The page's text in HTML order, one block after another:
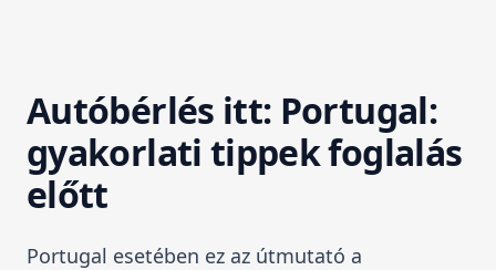
Autóbérlés itt: Portugal:
gyakorlati tippek foglalás
előtt
Portugal esetében ez az útmutató a